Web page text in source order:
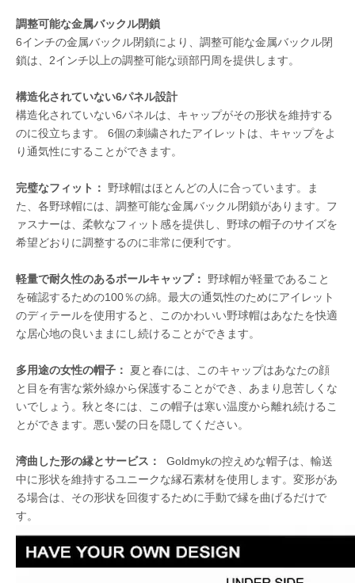
調整可能な金属バックル閉鎖
6インチの金属バックル閉鎖により、調整可能な金属バックル閉
鎖は、2インチ以上の調整可能な頭部円周を提供します。
構造化されていない6パネル設計
構造化されていない6パネルは、キャップがその形状を維持する
のに役立ちます。 6個の刺繍されたアイレットは、キャップをよ
り通気性にすることができます。
完璧なフィット： 野球帽はほとんどの人に合っています。ま
た、各野球帽には、調整可能な金属バックル閉鎖があります。フ
ァスナーは、柔軟なフィット感を提供し、野球の帽子のサイズを
希望どおりに調整するのに非常に便利です。
軽量で耐久性のあるボールキャップ：
野球帽が軽量であること
を確認するための100％の綿。最大の通気性のためにアイレット
のディテールを使用すると、このかわいい野球帽はあなたを快適
な居心地の良いままにし続けることができます。
多用途の女性の帽子： 夏と春には、このキャップはあなたの顔
と目を有害な紫外線から保護することができ、あまり息苦しくな
いでしょう。秋と冬には、この帽子は寒い温度から離れ続けるこ
とができます。悪い髪の日を隠してください。
湾曲した形の縁とサービス：
Goldmykの控えめな帽子は、輸送
中に形状を維持するユニークな縁石素材を使用します。変形があ
る場合は、その形状を回復するために手動で縁を曲げるだけで
す。